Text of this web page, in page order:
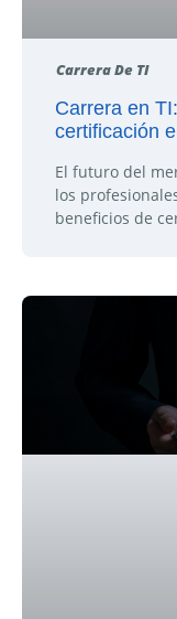
Carrera De TI
Carrera en
certificación
El futuro del
los
beneficios de